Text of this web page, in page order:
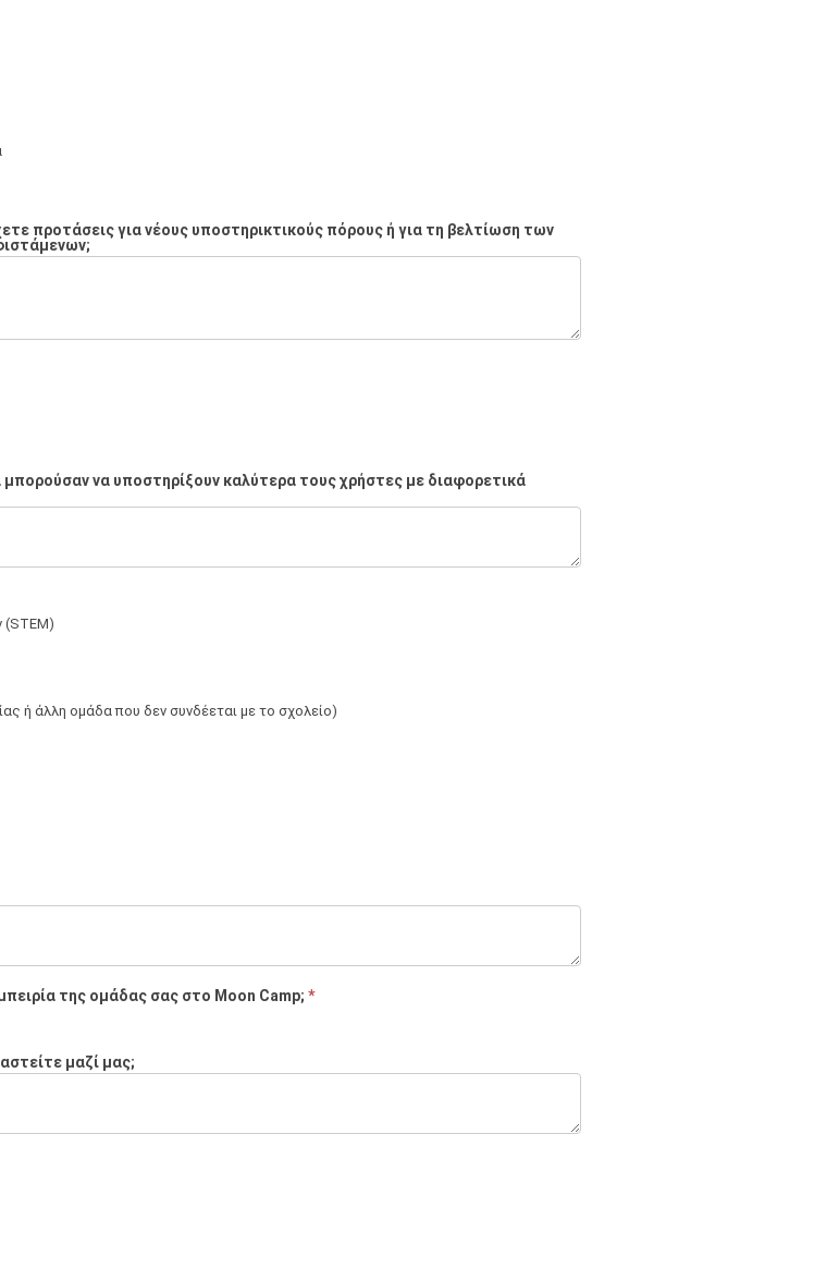
προτάσεις για νέους υποστηρικτικούς πόρους ή για τη βελτίωση των
να υποστηρίξουν καλύτερα τους χρήστες με διαφορετικά
(STEM)
ή άλλη ομάδα που δεν συνδέεται με το σχολείο)
της ομάδας σας στο Moon Camp; *
μαζί μας;